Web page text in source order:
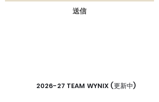
送信
2026-27 TEAM WYNIX (更新中)